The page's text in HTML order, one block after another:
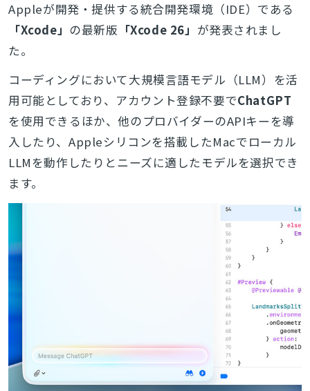
Appleが開発・提供する統合開発環境（IDE）である
「Xcode」 の最新版 「Xcode 26」 が発表されまし
た。
コーディングにおいて大規模言語モデル（LLM）を活
用可能としており、アカウント登録不要でChatGPT
を使用できるほか、他のプロバイダーのAPIキーを導
入したり、Appleシリコンを搭載したMacでローカル
LLMを動作したりとニーズに適したモデルを選択でき
ます。